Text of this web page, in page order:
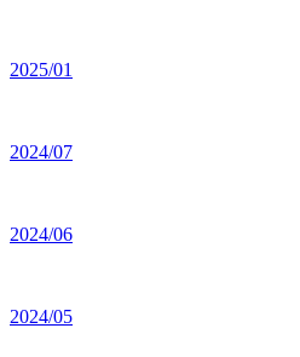
2025/01
2024/07
2024/06
2024/05